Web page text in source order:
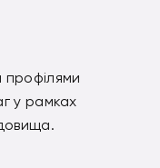
профілями
у рамках